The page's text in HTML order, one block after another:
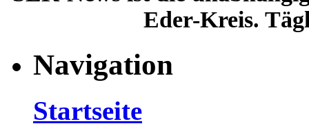
Eder-Kreis.
Navigation
Startseite